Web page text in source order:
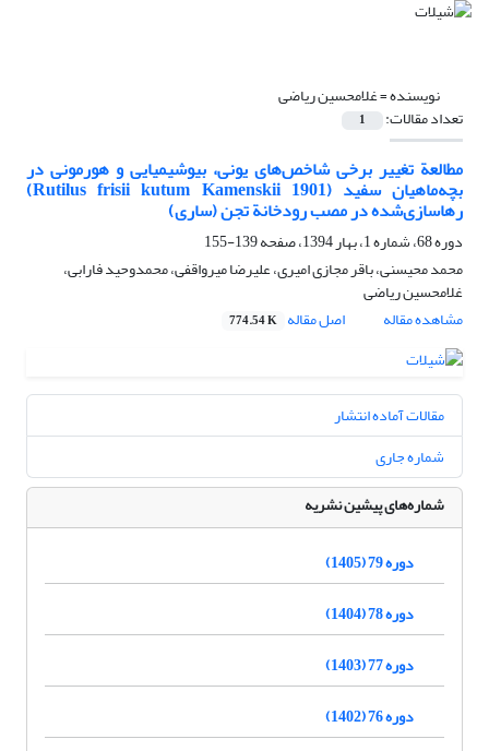
نویسنده =غلامحسین ریاضی
تعداد مقالات: 1
مطالعة تغییر برخی شاخص‌های یونی، بیوشیمیایی و هورمونی در
بچه‌ماهیان سفید (Rutilus frisii kutum Kamenskii 1901)
رهاسازی‌شده در مصب رودخانة تجن (ساری)
دوره 68، شماره 1، بهار 1394، صفحه
139-155
محمد محیسنی، باقر مجازی امیری، علیرضا میرواقفی، محمدوحید فارابی،
غلامحسین ریاضی
مشاهده مقاله
اصل مقاله 774.54 K
مقالات آماده انتشار
شماره جاری
شماره‌های پیشین نشریه
دوره 79 (1405)
دوره 78 (1404)
دوره 77 (1403)
دوره 76 (1402)